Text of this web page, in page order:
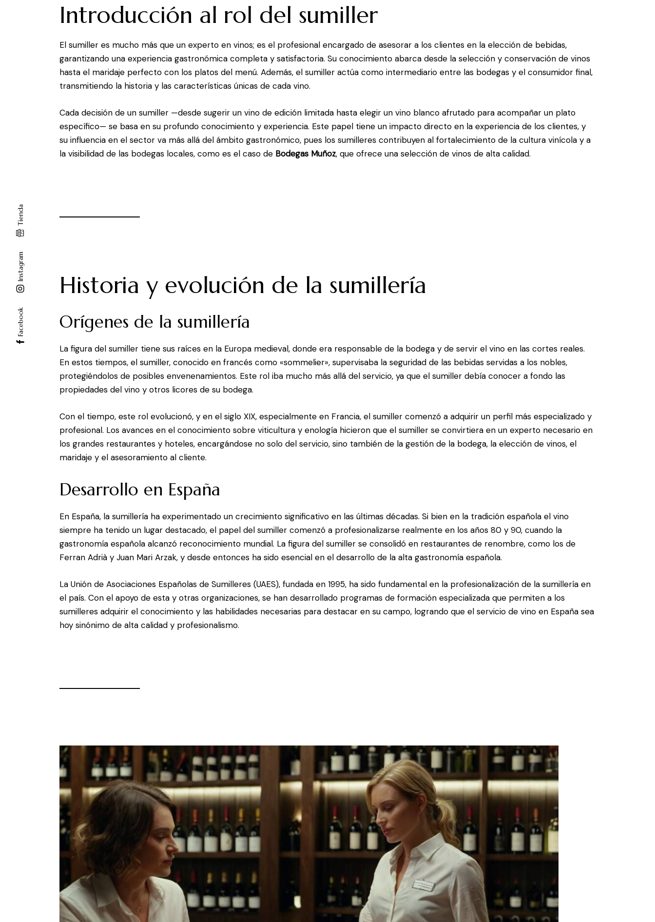
Introducción al rol del sumiller
El sumiller es mucho más que un experto en vinos; es el profesional encargado de asesorar a los clientes en la elección de bebidas,
garantizando una experiencia gastronómica completa y satisfactoria. Su conocimiento abarca desde la selección y conservación de vinos
hasta el maridaje perfecto con los platos del menú. Además, el sumiller actúa como intermediario entre las bodegas y el consumidor final,
transmitiendo la historia y las características únicas de cada vino.
Cada decisión de un sumiller —desde sugerir un vino de edición limitada hasta elegir un vino blanco afrutado para acompañar un plato
específico— se basa en su profundo conocimiento y experiencia. Este papel tiene un impacto directo en la experiencia de los clientes, y
su influencia en el sector va más allá del ámbito gastronómico, pues los sumilleres contribuyen al fortalecimiento de la cultura vinícola y a
la visibilidad de las bodegas locales, como es el caso de Bodegas Muñoz, que ofrece una selección de vinos de alta calidad.
Historia y evolución de la sumillería
Orígenes de la sumillería
La figura del sumiller tiene sus raíces en la Europa medieval, donde era responsable de la bodega y de servir el vino en las cortes reales.
En estos tiempos, el sumiller, conocido en francés como «sommelier», supervisaba la seguridad de las bebidas servidas a los nobles,
protegiéndolos de posibles envenenamientos. Este rol iba mucho más allá del servicio, ya que el sumiller debía conocer a fondo las
propiedades del vino y otros licores de su bodega.
Con el tiempo, este rol evolucionó, y en el siglo XIX, especialmente en Francia, el sumiller comenzó a adquirir un perfil más especializado y
profesional. Los avances en el conocimiento sobre viticultura y enología hicieron que el sumiller se convirtiera en un experto necesario en
los grandes restaurantes y hoteles, encargándose no solo del servicio, sino también de la gestión de la bodega, la elección de vinos, el
maridaje y el asesoramiento al cliente.
Desarrollo en España
En España, la sumillería ha experimentado un crecimiento significativo en las últimas décadas. Si bien en la tradición española el vino
siempre ha tenido un lugar destacado, el papel del sumiller comenzó a profesionalizarse realmente en los años 80 y 90, cuando la
gastronomía española alcanzó reconocimiento mundial. La figura del sumiller se consolidó en restaurantes de renombre, como los de
Ferran Adrià y Juan Mari Arzak, y desde entonces ha sido esencial en el desarrollo de la alta gastronomía española.
La Unión de Asociaciones Españolas de Sumilleres (UAES), fundada en 1995, ha sido fundamental en la profesionalización de la sumillería en
el país. Con el apoyo de esta y otras organizaciones, se han desarrollado programas de formación especializada que permiten a los
sumilleres adquirir el conocimiento y las habilidades necesarias para destacar en su campo, logrando que el servicio de vino en España sea
hoy sinónimo de alta calidad y profesionalismo.
Facebook
Instagram
Tienda